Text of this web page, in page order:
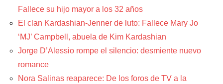
Fallece su hijo mayor a los 32 años
El clan Kardashian-Jenner de luto: Fallece Mary Jo
‘MJ’ Campbell, abuela de Kim Kardashian
Jorge D’Alessio rompe el silencio: desmiente nuevo
romance
Nora Salinas reaparece: De los foros de TV a la